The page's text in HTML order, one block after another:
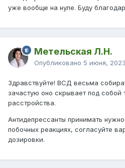
уже вообще на нуле. Буду
Метельская Л.Н.
Опубликовано 5 июня, 2023
Здравствуйте! ВСД весьма
зачастую оно скрывает под
расстройства.
Антидепрессанты принимать
побочных реакциях, согласуйте
дозировки.